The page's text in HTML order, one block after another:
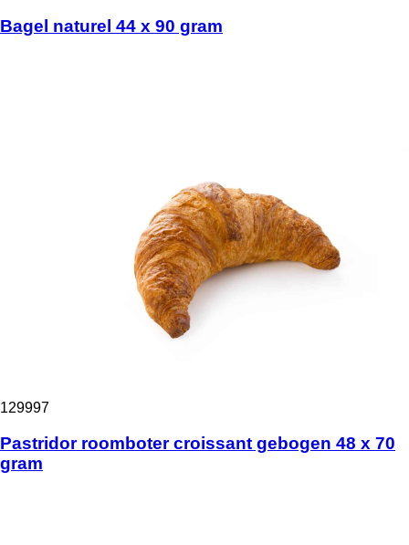
Bagel naturel 44 x 90 gram
129997
Pastridor roomboter croissant gebogen 48 x 70
gram